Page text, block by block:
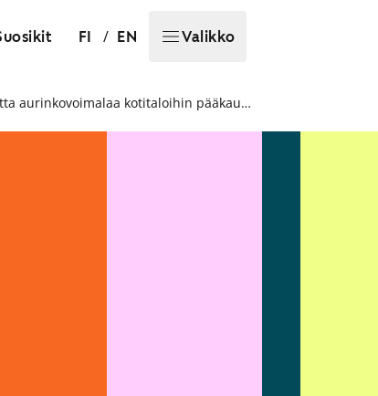
FI / EN Valikko
SATO lisää uusiutuvan energian tuotantoa kiinteistöissään – 15 uutta aurinkovoimalaa kotitaloihin pääkaupunkiseudulla, Tampereella ja Turussa